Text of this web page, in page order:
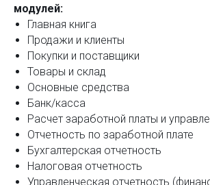
модулей:
Главная книга
Продажи и клиенты
Покупки и поставщики
Товары и склад
Основные средства
Банк/касса
Расчет заработной платы и
Отчетность по заработной плате
Бухгалтерская отчетность
Налоговая отчетность
Управленческая отчетность